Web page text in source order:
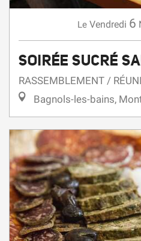
Le Vendredi 6
SOIRÉE SUCRÉ
RASSEMBLEMENT /
Bagnols-les-bains,